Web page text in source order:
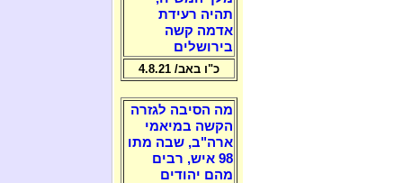
תהיה רעידת
אדמה קשה
בירושלים
כ"ו באב/ 4.8.21
מה הסיבה לגזרה
הקשה במיאמי
ארה"ב, שבה מתו
98 איש, רבים
מהם יהודים